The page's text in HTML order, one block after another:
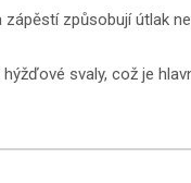
způsobují útlak
svaly, což je